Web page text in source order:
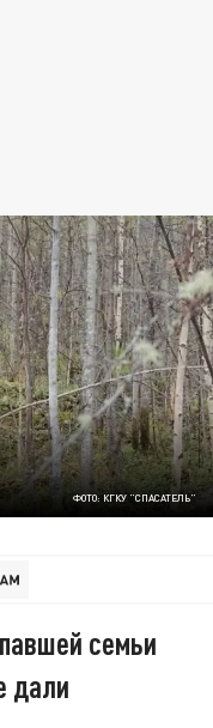
ФОТО: КГКУ "СПАСАТЕЛЬ"
семьи
дали